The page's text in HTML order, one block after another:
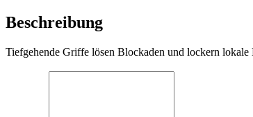
Beschreibung
Tiefgehende Griffe lösen Blockaden und lockern